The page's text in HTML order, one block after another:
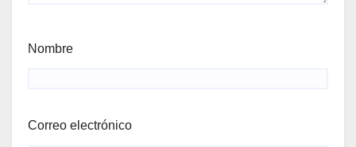
Nombre
Correo electrónico